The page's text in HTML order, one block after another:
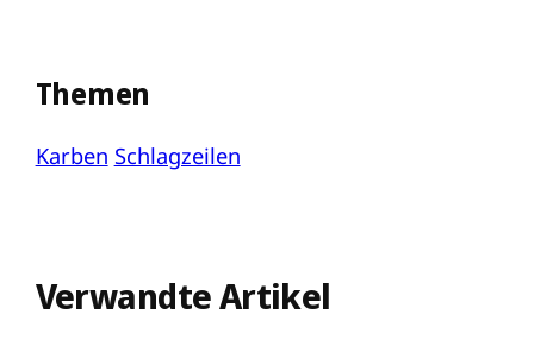
Themen
Karben Schlagzeilen
Verwandte Artikel